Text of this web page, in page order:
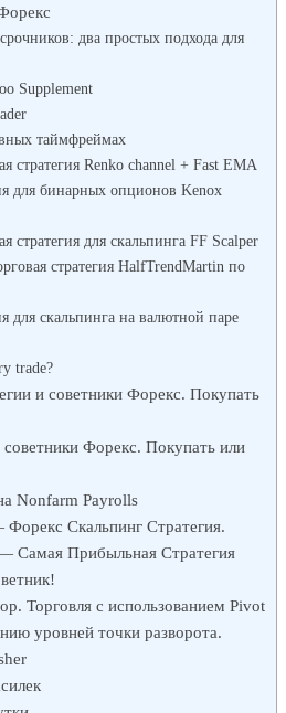
два простых подхода для
Supplement
таймфреймах
стратегия Renko channel + Fast EMA
для бинарных опционов Kenox
стратегия для скальпинга FF Scalper
стратегия HalfTrendMartin по
для скальпинга на валютной паре
trade?
и советники Форекс. Покупать
Форекс. Покупать или
Nonfarm Payrolls
Скальпинг Стратегия.
Самая Прибыльная Стратегия
Торговля с использованием Pivot
уровней точки разворота.